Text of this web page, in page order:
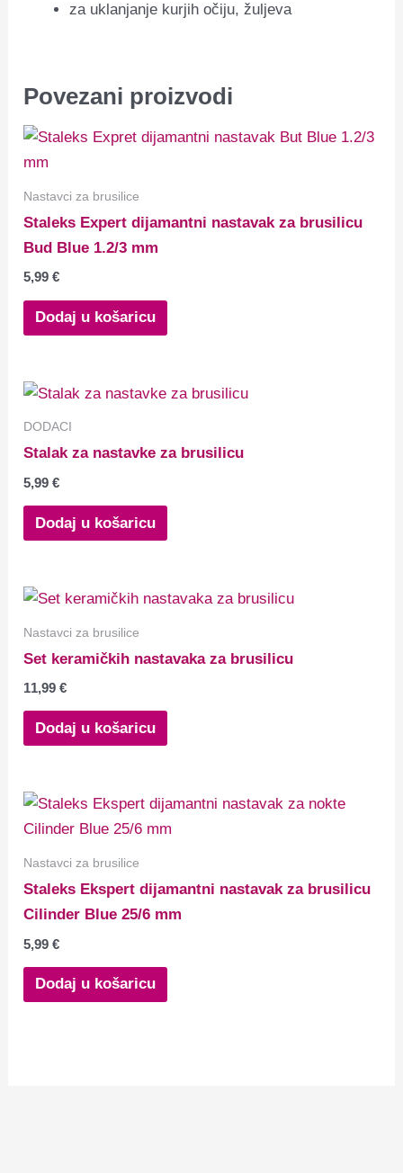
za uklanjanje kurjih očiju, žuljeva
Povezani proizvodi
Nastavci za brusilice
Staleks Expert dijamantni nastavak za brusilicu
Bud Blue 1.2/3 mm
5,99€
Dodaj u košaricu
DODACI
Stalak za nastavke za brusilicu
5,99€
Dodaj u košaricu
Nastavci za brusilice
Set keramičkih nastavaka za brusilicu
11,99€
Dodaj u košaricu
Nastavci za brusilice
Staleks Ekspert dijamantni nastavak za brusilicu
Cilinder Blue 25/6 mm
5,99€
Dodaj u košaricu